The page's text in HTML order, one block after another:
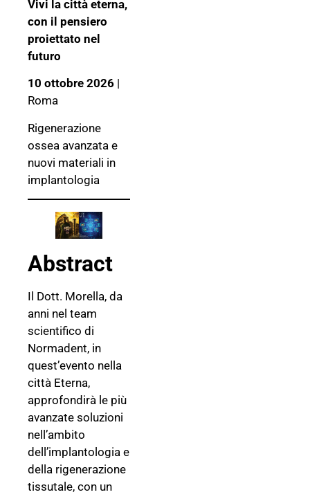
Vivi la città eterna,
con il pensiero
proiettato nel
futuro
10 ottobre 2026 |
Roma
Rigenerazione
ossea avanzata e
nuovi materiali in
implantologia
Abstract
Il Dott. Morella, da
anni nel team
scientifico di
Normadent, in
quest’evento nella
città Eterna,
approfondirà le più
avanzate soluzioni
nell’ambito
dell’implantologia e
della rigenerazione
tissutale, con un